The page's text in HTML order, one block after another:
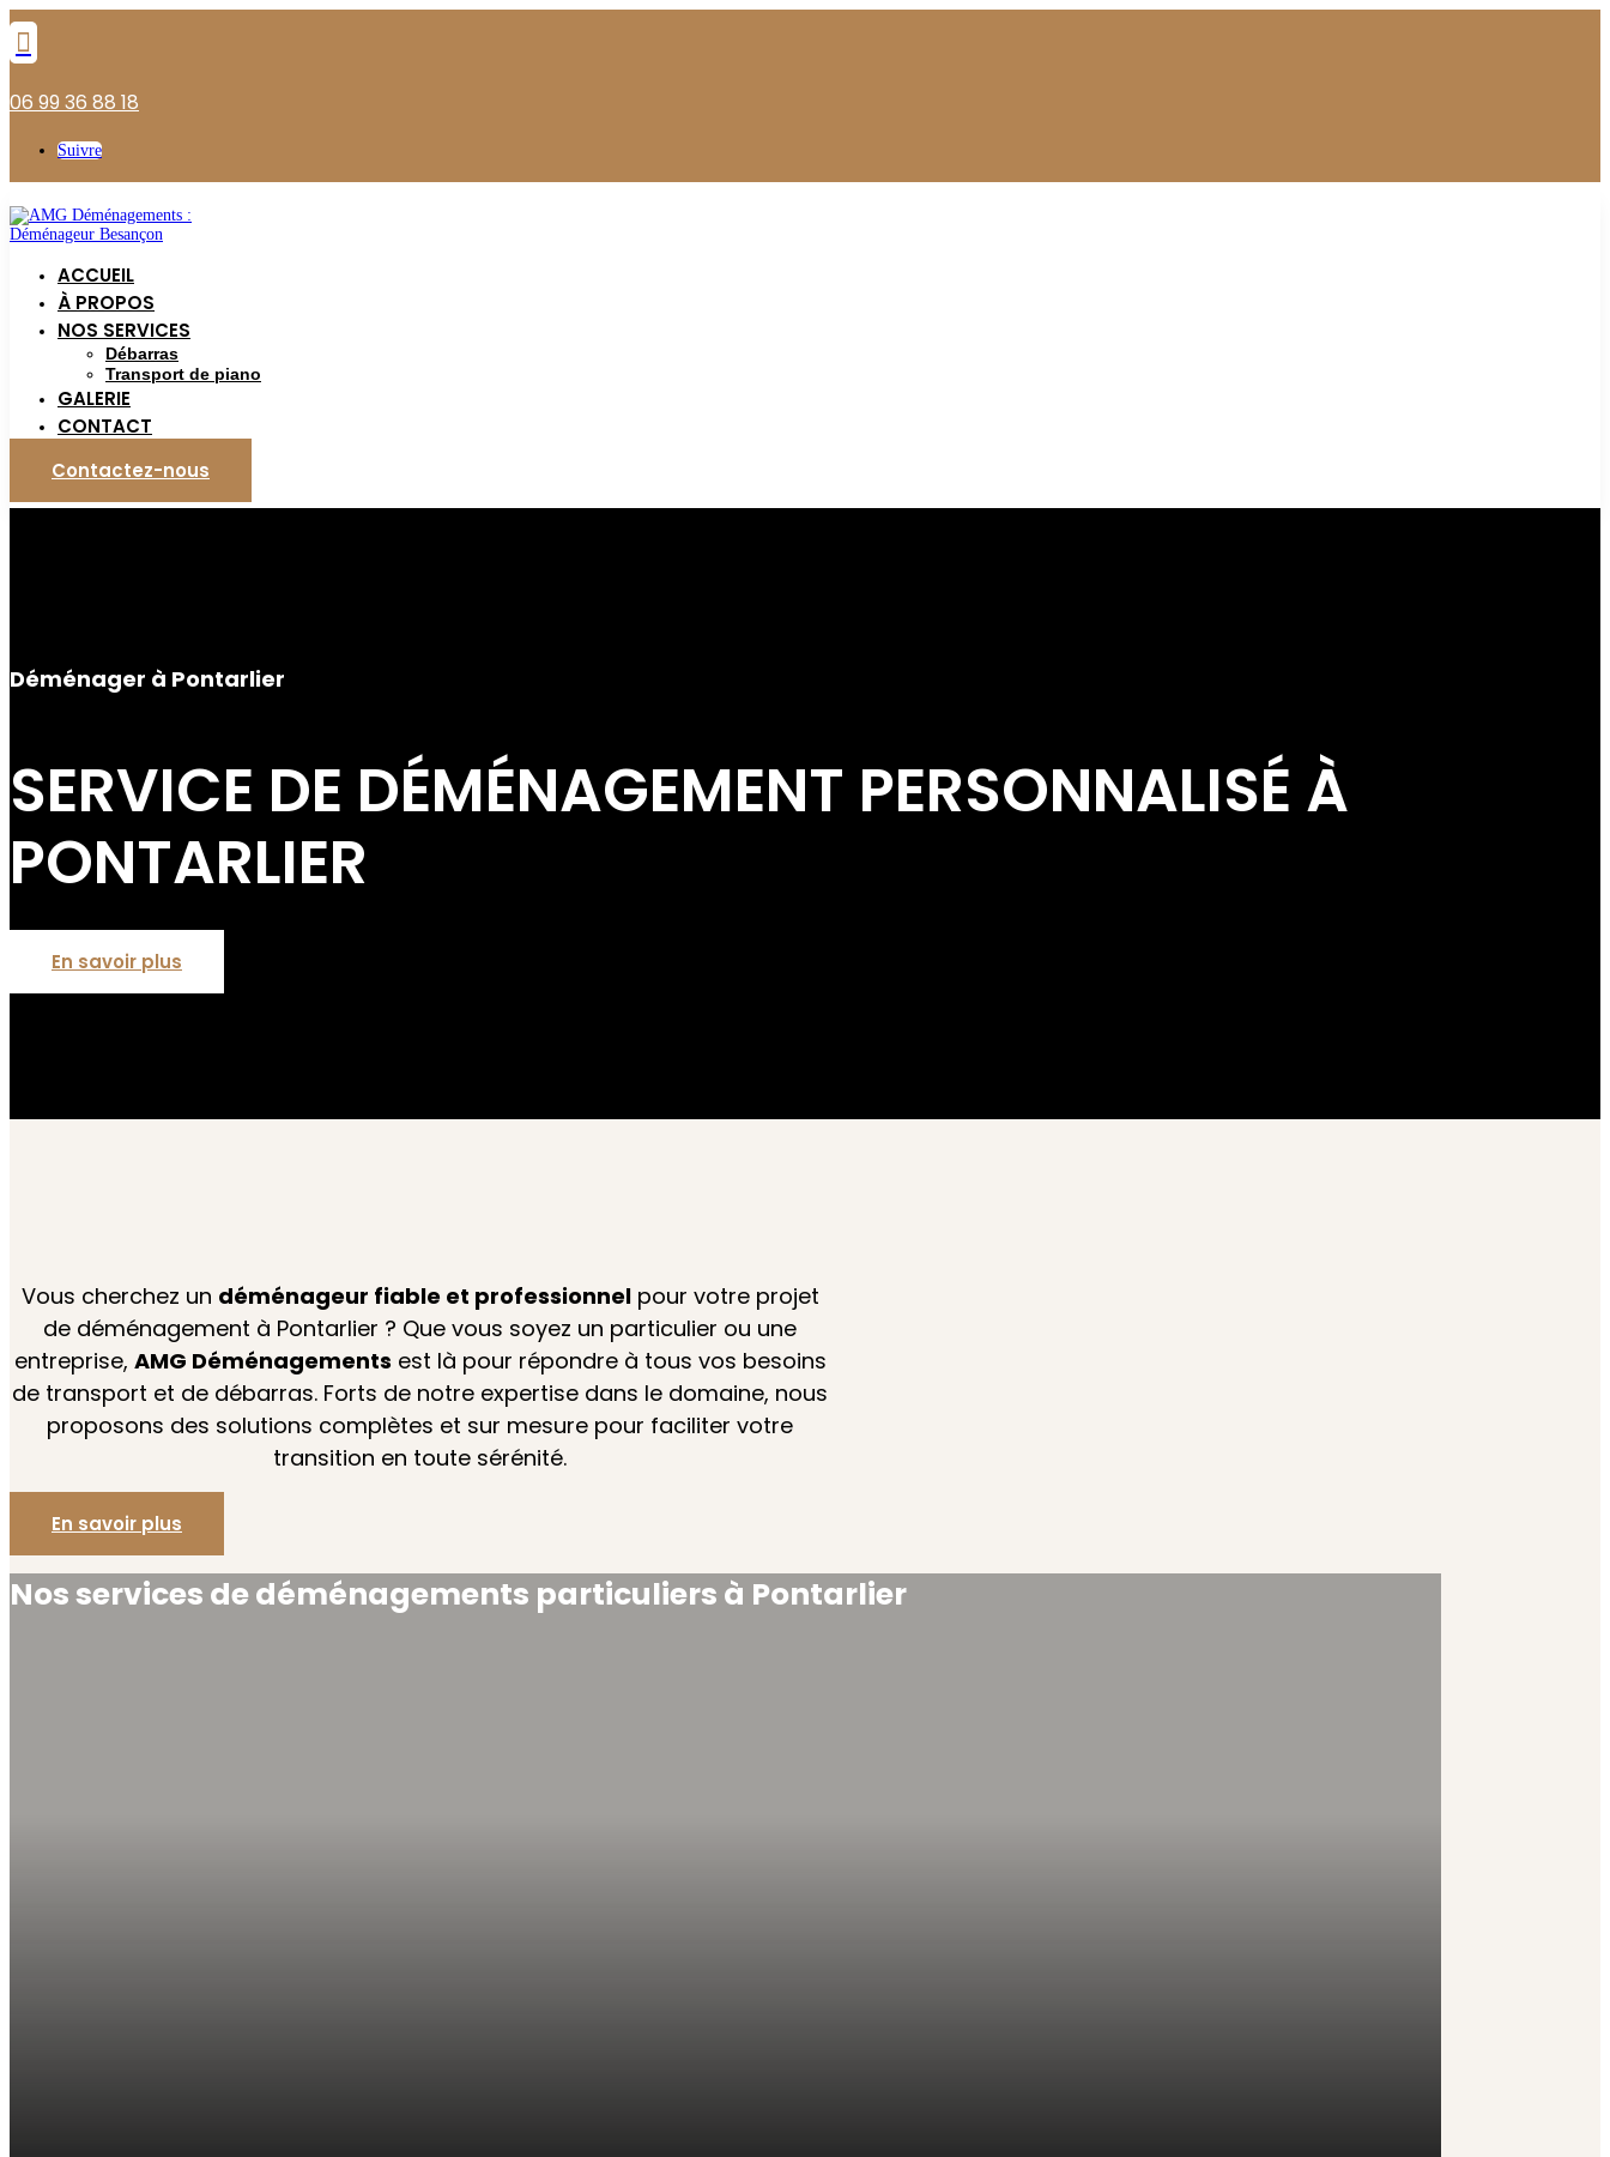

06 99 36 88 18
Suivre
ACCUEIL
À PROPOS
NOS SERVICES
Débarras
Transport de piano
GALERIE
CONTACT
Contactez-nous
Déménager à Pontarlier
SERVICE DE DÉMÉNAGEMENT PERSONNALISÉ À
PONTARLIER
En savoir plus
Vous cherchez un déménageur fiable et professionnel pour votre projet
de déménagement à Pontarlier ? Que vous soyez un particulier ou une
entreprise, AMG Déménagements est là pour répondre à tous vos besoins
de transport et de débarras. Forts de notre expertise dans le domaine, nous
proposons des solutions complètes et sur mesure pour faciliter votre
transition en toute sérénité.
En savoir plus
Nos services de déménagements particuliers à Pontarlier